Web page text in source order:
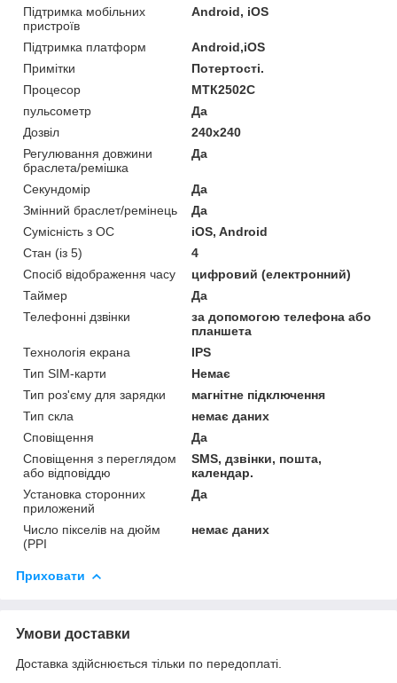
Підтримка мобільних
пристроїв
Android, iOS
Підтримка платформ
Android,iOS
Примітки
Потертості.
Процесор
МТК2502С
пульсометр
Да
Дозвіл
240x240
Регулювання довжини
браслета/ремішка
Да
Секундомір
Да
Змінний браслет/ремінець
Да
Сумісність з ОС
iOS, Android
Стан (із 5)
4
Спосіб відображення часу
цифровий (електронний)
Таймер
Да
Телефонні дзвінки
за допомогою телефона або
планшета
Технологія екрана
IPS
Тип SIM-карти
Немає
Тип роз'єму для зарядки
магнітне підключення
Тип скла
немає даних
Сповіщення
Да
Сповіщення з переглядом
або відповіддю
SMS, дзвінки, пошта,
календар.
Установка сторонних
приложений
Да
Число пікселів на дюйм
(PPI
немає даних
Приховати
Умови доставки
Доставка здійснюється тільки по передоплаті.